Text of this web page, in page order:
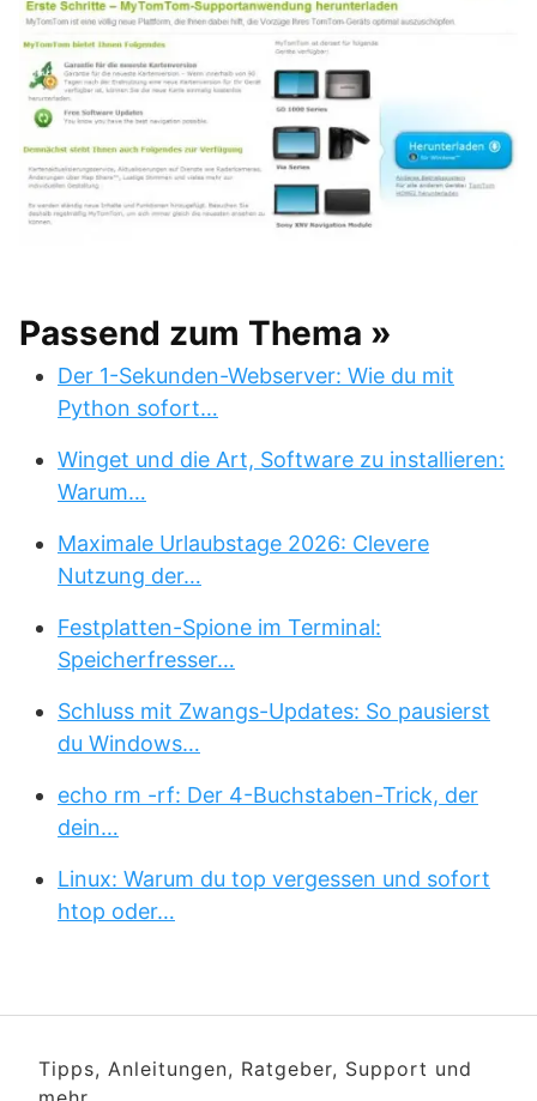
Passend zum Thema »
Der 1-Sekunden-Webserver: Wie du mit
Python sofort…
Winget und die Art, Software zu installieren:
Warum…
Maximale Urlaubstage 2026: Clevere
Nutzung der…
Festplatten-Spione im Terminal:
Speicherfresser…
Schluss mit Zwangs-Updates: So pausierst
du Windows…
echo rm -rf: Der 4-Buchstaben-Trick, der
dein…
Linux: Warum du top vergessen und sofort
htop oder…
Tipps, Anleitungen, Ratgeber, Support und